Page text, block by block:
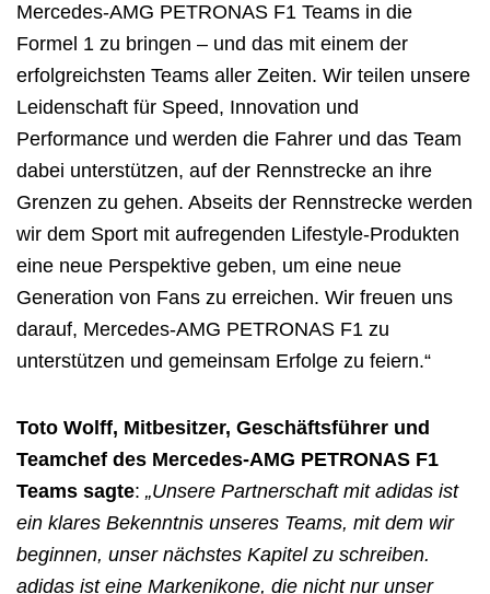
Mercedes-AMG PETRONAS F1 Teams in die
Formel 1 zu bringen – und das mit einem der
erfolgreichsten Teams aller Zeiten. Wir teilen unsere
Leidenschaft für Speed, Innovation und
Performance und werden die Fahrer und das Team
dabei unterstützen, auf der Rennstrecke an ihre
Grenzen zu gehen. Abseits der Rennstrecke werden
wir dem Sport mit aufregenden Lifestyle-Produkten
eine neue Perspektive geben, um eine neue
Generation von Fans zu erreichen. Wir freuen uns
darauf, Mercedes-AMG PETRONAS F1 zu
unterstützen und gemeinsam Erfolge zu feiern.“
Toto Wolff, Mitbesitzer, Geschäftsführer und
Teamchef des Mercedes-AMG PETRONAS F1
Teams sagte: „Unsere Partnerschaft mit adidas ist
ein klares Bekenntnis unseres Teams, mit dem wir
beginnen, unser nächstes Kapitel zu schreiben.
adidas ist eine Markenikone, die nicht nur unser